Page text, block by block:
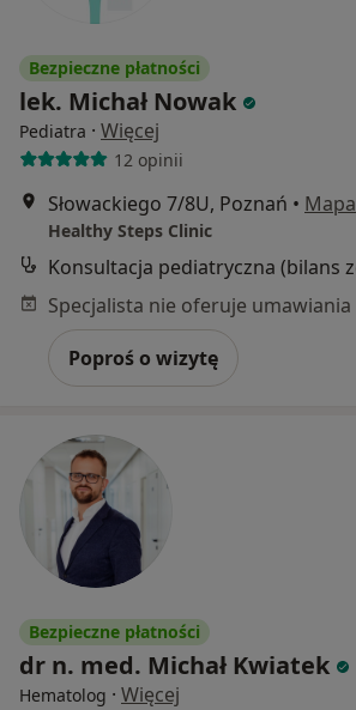
Bezpieczne płatności
lek. Michał Nowak
Pediatra · Więcej
12 opinii
Słowackiego 7/8U, Poznań • Mapa
Healthy Steps Clinic
Poproś o wizytę
Bezpieczne płatności
dr n. med. Michał Kwiatek
Hematolog · Więcej